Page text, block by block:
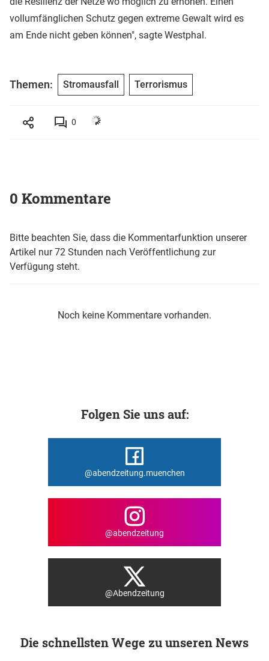
vollumfänglichen Schutz gegen extreme Gewalt wird es
am Ende nicht geben können", sagte Westphal.
Themen: Stromausfall Terrorismus
0
0 Kommentare
Bitte beachten Sie, dass die Kommentarfunktion unserer
Artikel nur 72 Stunden nach Veröffentlichung zur
Verfügung steht.
Noch keine Kommentare vorhanden.
Folgen Sie uns auf:
@abendzeitung.muenchen
@abendzeitung
@Abendzeitung
Die schnellsten Wege zu unseren News